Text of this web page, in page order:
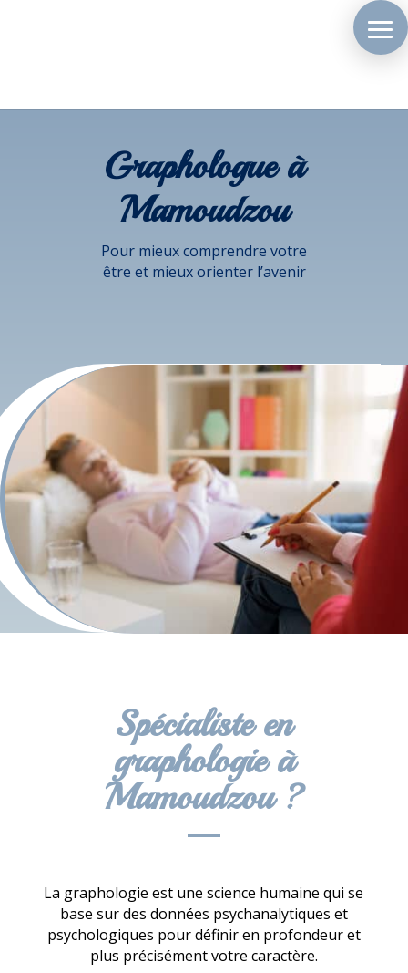
Graphologue à
Mamoudzou
Pour mieux comprendre votre
être et mieux orienter l’avenir
Spécialiste en
graphologie à
Mamoudzou ?
La graphologie est une science humaine qui se
base sur des données psychanalytiques et
psychologiques pour définir en profondeur et
plus précisément votre caractère.